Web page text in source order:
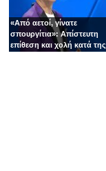
«Από αετοί, γίνατε
σπουργίτια»: Απίστευτη
επίθεση και χολή κατά της